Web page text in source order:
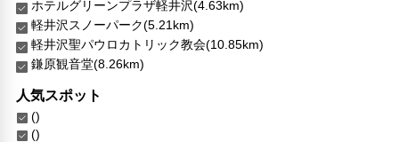
ホテルグリーンプラザ軽井沢(4.63km)
軽井沢スノーパーク(5.21km)
軽井沢聖パウロカトリック教会(10.85km)
鎌原観音堂(8.26km)
人気スポット
()
()